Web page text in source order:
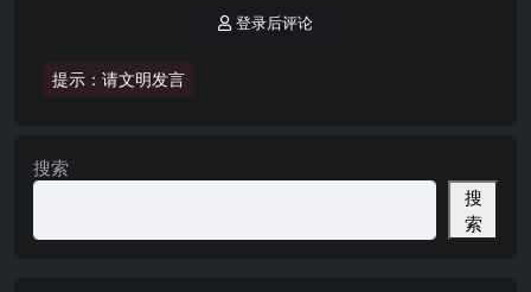
提示：请文明发言
登录后评论
搜索
搜
索